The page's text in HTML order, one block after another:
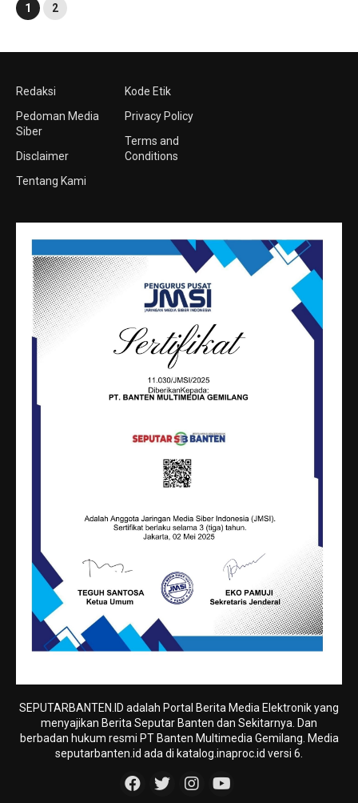
1 2
Redaksi
Pedoman Media
Siber
Disclaimer
Tentang Kami
Kode Etik
Privacy Policy
Terms and
Conditions
SEPUTARBANTEN.ID adalah Portal Berita Media Elektronik yang
menyajikan Berita Seputar Banten dan Sekitarnya. Dan
berbadan hukum resmi PT Banten Multimedia Gemilang. Media
seputarbanten.id ada di katalog.inaproc.id versi 6.